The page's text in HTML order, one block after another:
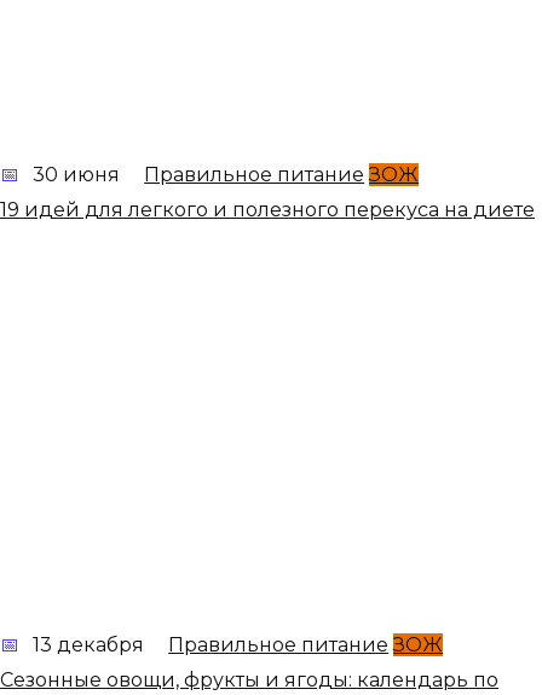
30 июня Правильное питание ЗОЖ
19 идей для легкого и полезного перекуса на диете
13 декабря Правильное питание ЗОЖ
Сезонные овощи, фрукты и ягоды: календарь по